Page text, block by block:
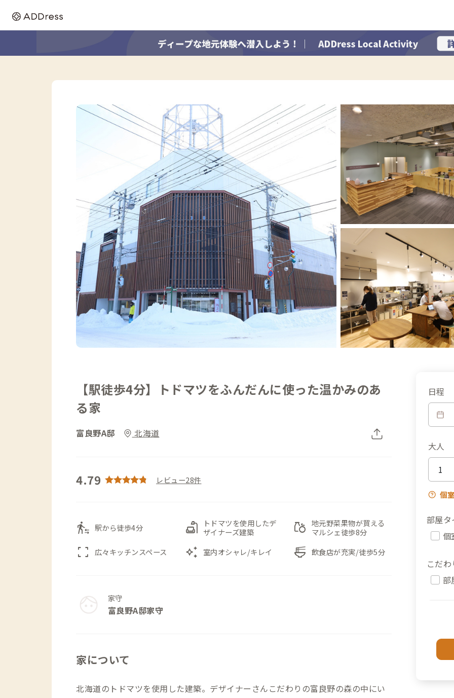
【駅徒歩4分】トドマツをふんだんに使った温かみのあ
る家
富良野A邸 北海道
4.79 レビュー28件
transfer_within_a_station 駅から徒歩4分 scene
トドマツを使用したデ
ザイナーズ建築
grocery 地元野菜果物が買える
マルシェ徒歩8分
fullscreen 広々キッチンスペース auto_awesome 室内オシャレ/キレイ ramen_dining 飲食店が充実/徒歩5分
家守
富良野A邸家守
家について
北海道のトドマツを使用した建築。デザイナーさんこだわりの富良野の森の中にい
日程
大人
個
部屋タ
個
こだ
部